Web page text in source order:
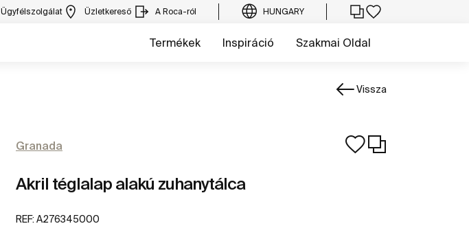
Ügyfélszolgálat Üzletkereső A Roca-ról HUNGARY
Termékek Inspiráció Szakmai Oldal
Vissza
Granada
Akril téglalap alakú zuhanytálca
REF: A276345000